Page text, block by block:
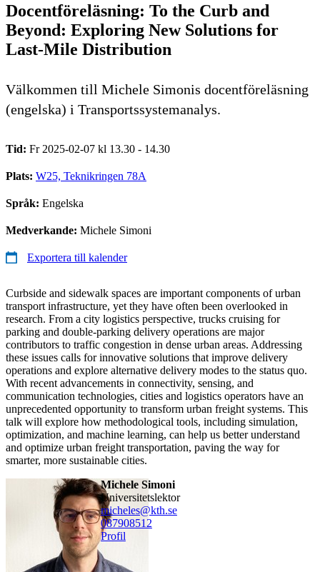
Docentföreläsning: To the Curb and
Beyond: Exploring New Solutions for
Last-Mile Distribution
Välkommen till Michele Simonis docentföreläsning
(engelska) i Transportssystemanalys.
Tid: Fr 2025-02-07 kl 13.30 - 14.30
Plats: W25, Teknikringen 78A
Språk: Engelska
Medverkande: Michele Simoni
Exportera till kalender
Curbside and sidewalk spaces are important components of urban
transport infrastructure, yet they have often been overlooked in
research. From a city logistics perspective, trucks cruising for
parking and double-parking delivery operations are major
contributors to traffic congestion in dense urban areas. Addressing
these issues calls for innovative solutions that improve delivery
operations and explore alternative delivery modes to the status quo.
With recent advancements in connectivity, sensing, and
communication technologies, cities and logistics operators have an
unprecedented opportunity to transform urban freight systems. This
talk will explore how methodological tools, including simulation,
optimization, and machine learning, can help us better understand
and optimize urban freight transportation, paving the way for
smarter, more sustainable cities.
Michele Simoni
universitetslektor
micheles@kth.se
087908512
Profil